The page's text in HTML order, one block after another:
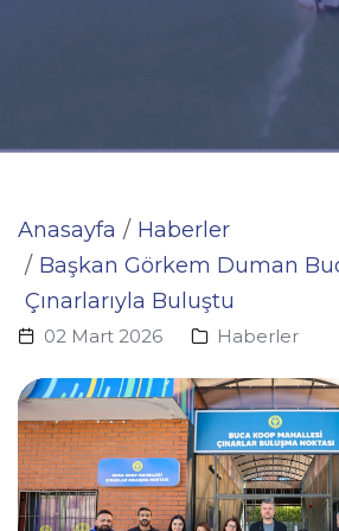
Anasayfa
Haberler
Başkan Görkem Duman
Çınarlarıyla Buluştu
02 Mart 2026 Haberler